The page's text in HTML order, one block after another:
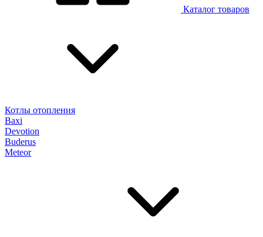
Каталог товаров
Котлы отопления
Baxi
Devotion
Buderus
Meteor